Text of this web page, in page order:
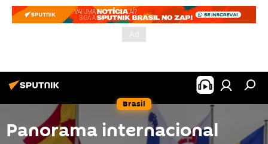
Brasil
Panorama internacional